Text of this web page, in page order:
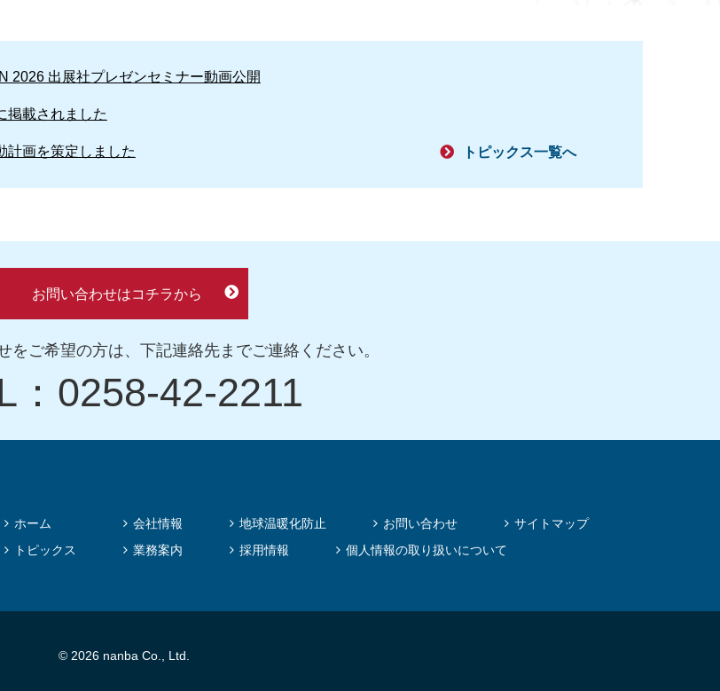
2026 出展社プレゼンセミナー動画公開
掲載されました
計画を策定しました トピックス一覧へ
お問い合わせはコチラから
をご希望の方は、下記連絡先までご連絡ください。
：0258-42-2211
ホーム 会社情報 地球温暖化防止 お問い合わせ
サイトマップ
トピックス
業務案内 採用情報 個人情報の取り扱いについて
© 2026 nanba Co., Ltd.